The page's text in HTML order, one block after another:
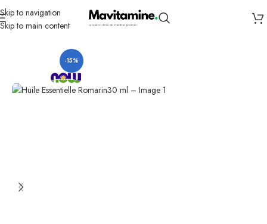
Skip to navigation
Skip to main content
Accueil Bains et soins personnels
-15%